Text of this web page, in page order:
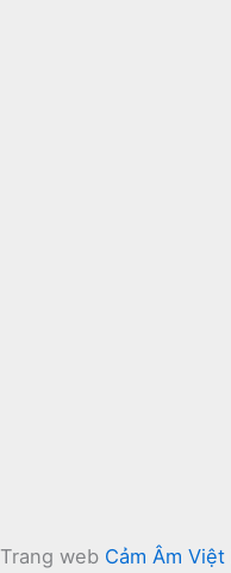
Trang web Cảm Âm Việt